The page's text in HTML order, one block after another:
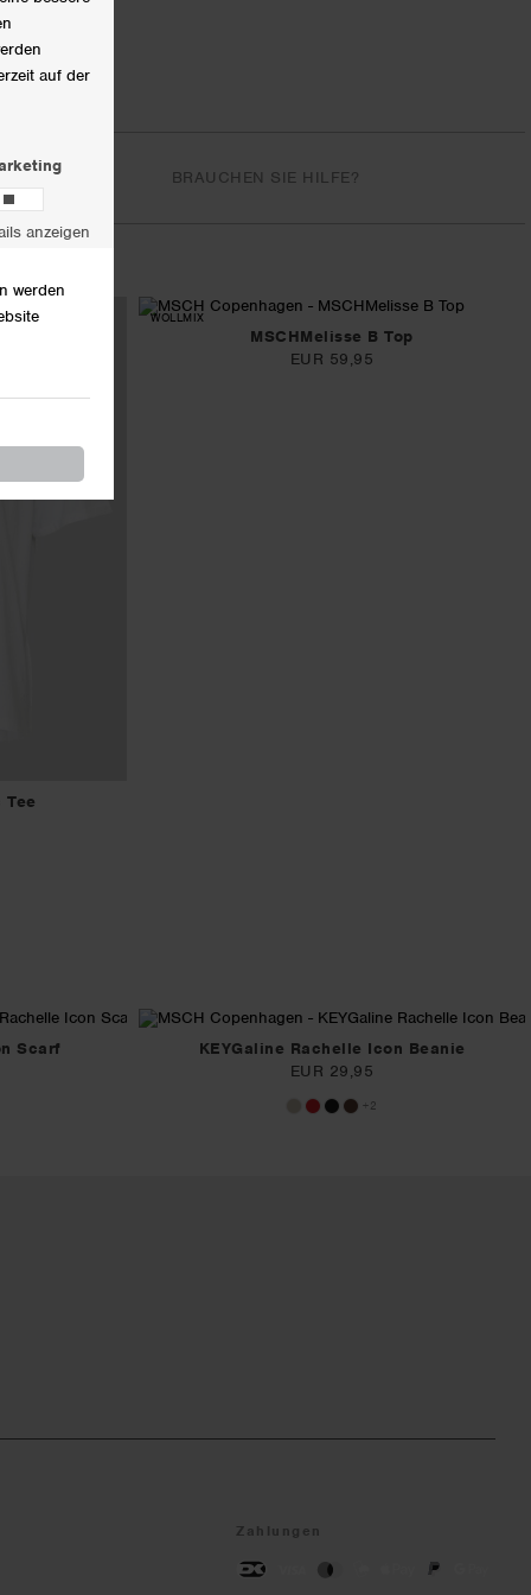
Alle Bestellungen werden mit GLS geliefert.
Klicken Sie hier, um mehr über die
Rückgabebedingungen in Ihrem Land zu erfahren.
BRAUCHEN SIE HILFE?
Tee
WOLLMIX
MSCHMelisse B Top
EUR 59,95
Scarf
KEYGaline Rachelle Icon Beanie
EUR 29,95
+2
Zahlungen